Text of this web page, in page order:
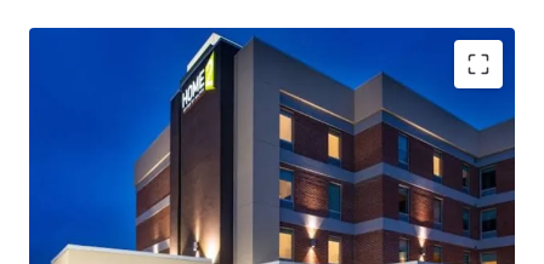
Assumable Debt:
the offering includes a highly attractive
in-place USDA loan at a
5.2% rate with a long runway on the term (2031)